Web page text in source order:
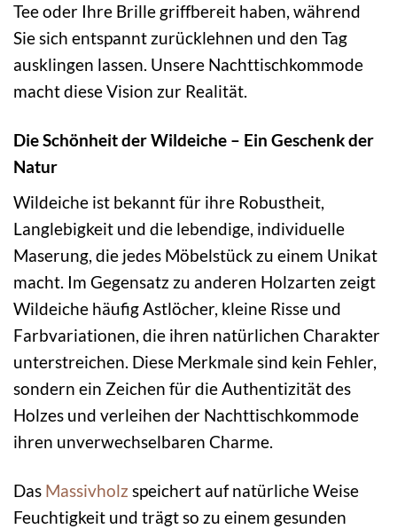
Tee oder Ihre Brille griffbereit haben, während
Sie sich entspannt zurücklehnen und den Tag
ausklingen lassen. Unsere Nachttischkommode
macht diese Vision zur Realität.
Die Schönheit der Wildeiche – Ein Geschenk der
Natur
Wildeiche ist bekannt für ihre Robustheit,
Langlebigkeit und die lebendige, individuelle
Maserung, die jedes Möbelstück zu einem Unikat
macht. Im Gegensatz zu anderen Holzarten zeigt
Wildeiche häufig Astlöcher, kleine Risse und
Farbvariationen, die ihren natürlichen Charakter
unterstreichen. Diese Merkmale sind kein Fehler,
sondern ein Zeichen für die Authentizität des
Holzes und verleihen der Nachttischkommode
ihren unverwechselbaren Charme.
Das Massivholz speichert auf natürliche Weise
Feuchtigkeit und trägt so zu einem gesunden